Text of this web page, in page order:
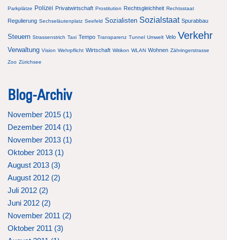
Parkplätze Polizei Privatwirtschaft Prostitution Rechtsgleichheit Rechtsstaat
Regulierung Sechseläutenplatz Seefeld Sozialisten Sozialstaat Spurabbau
Steuern Strassenstrich Taxi Tempo Transparenz Tunnel Umwelt Velo Verkehr
Verwaltung Vision Wehrpflicht Wirtschaft Witikon WLAN Wohnen Zähringerstrasse
Zoo Zürichsee
Blog-Archiv
November 2015 (1)
Dezember 2014 (1)
November 2013 (1)
Oktober 2013 (1)
August 2013 (3)
August 2012 (2)
Juli 2012 (2)
Juni 2012 (2)
November 2011 (2)
Oktober 2011 (3)